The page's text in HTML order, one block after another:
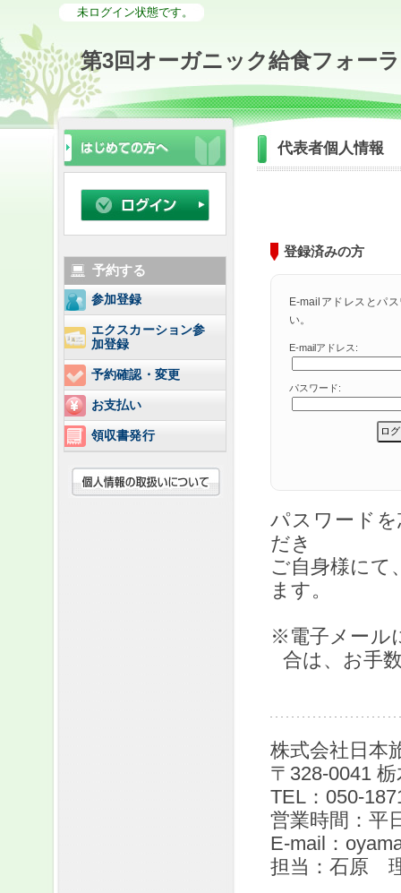
未ログイン状態です。
第3回オーガニック給食フォー
予約する
参加登録
エクスカーション参
加登録
予約確認・変更
お支払い
領収書発行
代表者個人情報
登録済みの方
E-mailアドレスとパ
い。
E-mailアドレス:
パスワード:
パスワード
だき
ご自身様にて
ます。
※電子メール
合は、お手
株式会社日本
〒328-0041
TEL：050-
営業時間：平
E-mail：
担当：石原